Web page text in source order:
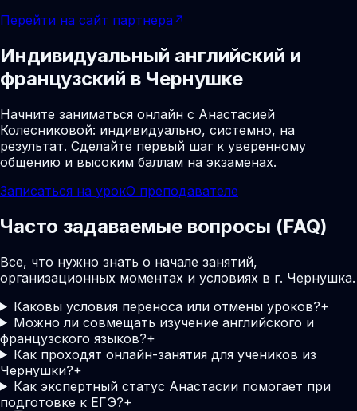
Перейти на сайт партнера ↗
Индивидуальный английский и
французский в Чернушке
Начните заниматься онлайн с Анастасией
Колесниковой: индивидуально, системно, на
результат. Сделайте первый шаг к уверенному
общению и высоким баллам на экзаменах.
Записаться на урокО преподавателе
Часто задаваемые вопросы (FAQ)
Все, что нужно знать о начале занятий,
организационных моментах и условиях в г. Чернушка.
Каковы условия переноса или отмены уроков?+
Можно ли совмещать изучение английского и
французского языков?+
Как проходят онлайн-занятия для учеников из
Чернушки?+
Как экспертный статус Анастасии помогает при
подготовке к ЕГЭ?+